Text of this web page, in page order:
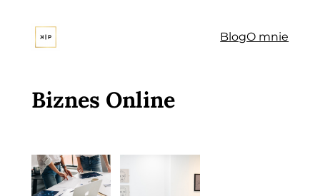
treści
BlogO mnie
Biznes Online